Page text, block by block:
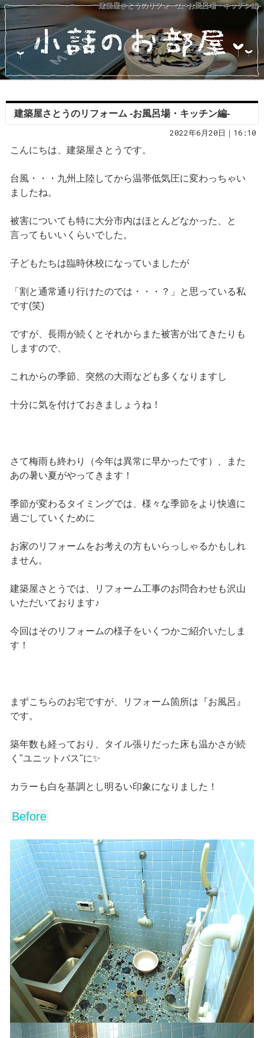
建築屋さとうのリフォーム ‐お風呂場・キッチン編‐
建築屋さとうのリフォーム ‐お風呂場・キッチン編‐
2022年6月20日｜16:10
こんにちは、建築屋さとうです。
台風・・・九州上陸してから温帯低気圧に変わっちゃい
ましたね。
被害についても特に大分市内はほとんどなかった、と
言ってもいいくらいでした。
子どもたちは臨時休校になっていましたが
「割と通常通り行けたのでは・・・？」と思っている私
です(笑)
ですが、長雨が続くとそれからまた被害が出てきたりも
しますので、
これからの季節、突然の大雨なども多くなりますし
十分に気を付けておきましょうね！
さて梅雨も終わり（今年は異常に早かったです）、また
あの暑い夏がやってきます！
季節が変わるタイミングでは、様々な季節をより快適に
過ごしていくために
お家のリフォームをお考えの方もいらっしゃるかもしれ
ません。
建築屋さとうでは、リフォーム工事のお問合わせも沢山
いただいております♪
今回はそのリフォームの様子をいくつかご紹介いたしま
す！
まずこちらのお宅ですが、リフォーム箇所は『お風呂』
です。
築年数も経っており、タイル張りだった床も温かさが続
く"ユニットバス"に✨
カラーも白を基調とし明るい印象になりました！
Before